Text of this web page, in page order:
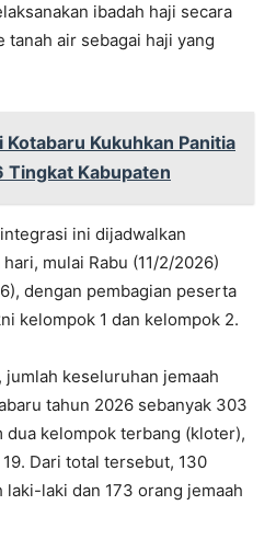
ibadah haji secara
tanah air sebagai haji yang
Kotabaru Kukuhkan Panitia
Tingkat Kabupaten
ini dijadwalkan
mulai Rabu (11/2/2026)
dengan pembagian peserta
kelompok 1 dan kelompok 2.
jumlah keseluruhan jemaah
tahun 2026 sebanyak 303
dua kelompok terbang (kloter),
Dari total tersebut, 130
laki dan 173 orang jemaah